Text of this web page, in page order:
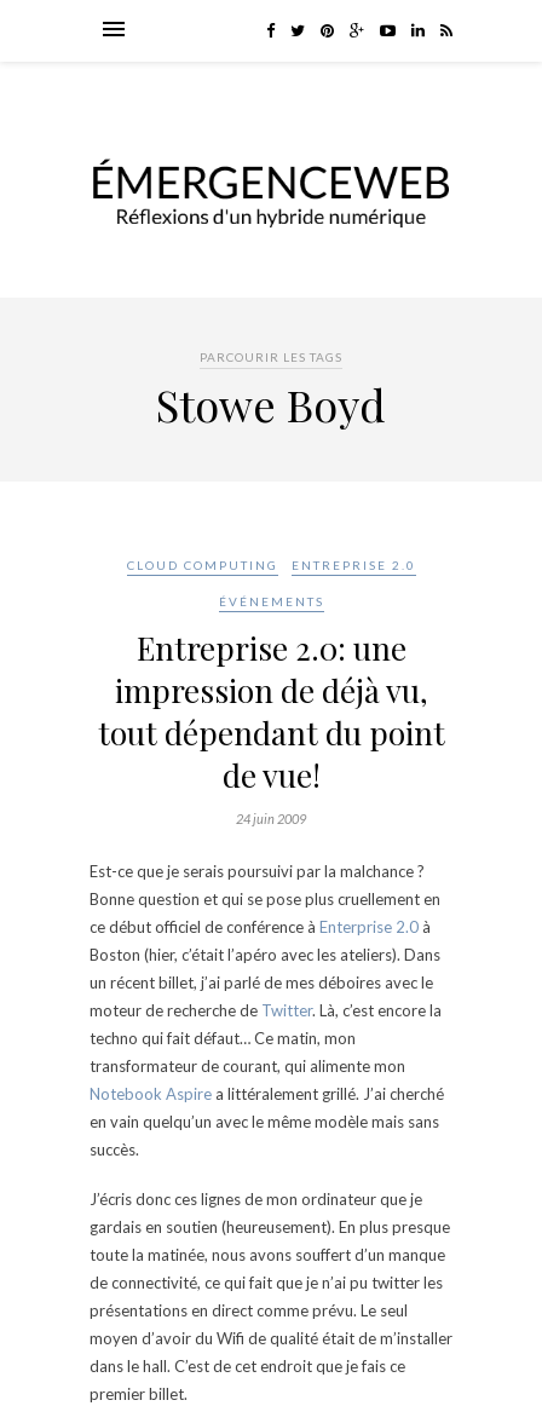
PARCOURIR LES TAGS
Stowe Boyd
CLOUD COMPUTING ENTREPRISE 2.0
ÉVÉNEMENTS
Entreprise 2.0: une
impression de déjà vu,
tout dépendant du point
de vue!
24 juin 2009
Est-ce que je serais poursuivi par la malchance ?
Bonne question et qui se pose plus cruellement en
ce début officiel de conférence à Enterprise 2.0 à
Boston (hier, c’était l’apéro avec les ateliers). Dans
un récent billet, j’ai parlé de mes déboires avec le
moteur de recherche de Twitter. Là, c’est encore la
techno qui fait défaut… Ce matin, mon
transformateur de courant, qui alimente mon
Notebook Aspire a littéralement grillé. J’ai cherché
en vain quelqu’un avec le même modèle mais sans
succès.
J’écris donc ces lignes de mon ordinateur que je
gardais en soutien (heureusement). En plus presque
toute la matinée, nous avons souffert d’un manque
de connectivité, ce qui fait que je n’ai pu twitter les
présentations en direct comme prévu. Le seul
moyen d’avoir du Wifi de qualité était de m’installer
dans le hall. C’est de cet endroit que je fais ce
premier billet.